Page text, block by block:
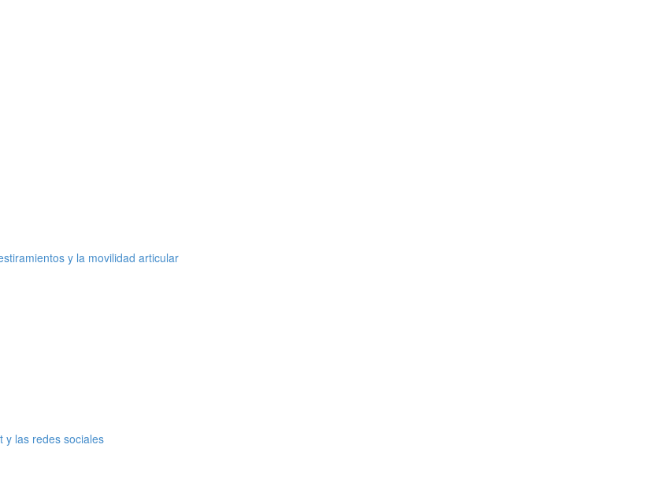
y la movilidad articular
y las redes sociales